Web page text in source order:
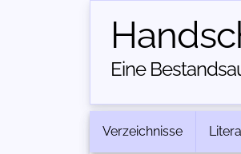
Eine
Verzeichnisse